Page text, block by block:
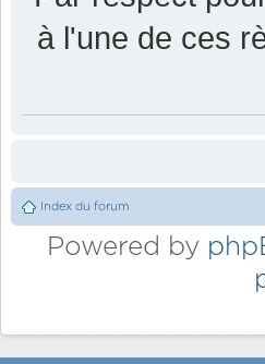
à l'une de ces
Index du forum
Powered by